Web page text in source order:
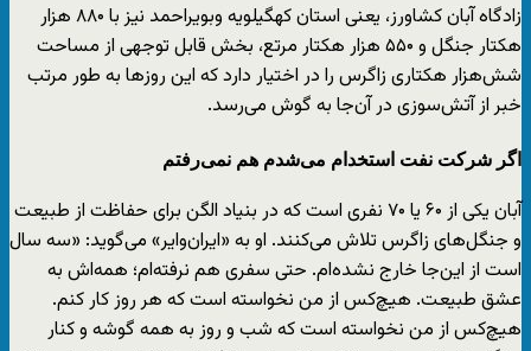
زادگاه آبان کشاورز، یعنی استان کهگیلویه وبویراحمد نیز با ۸۸۰ هزار
هکتار جنگل و ۵۵۰ هزار هکتار مرتع، بخش قابل توجهی از مساحت
شش‌هزار هکتاری زاگرس را در اختیار دارد که این روزها به طور مرتب
خبر از آتش‌سوزی در آن‌جا به گوش می‌رسد.
اگر شرکت‌ نفت استخدام می‌شدم هم نمی‌رفتم
آبان یکی از ۶۰ یا ۷۰ نفری است که در بنیاد الگن برای حفاظت از طبیعت
و جنگل‌های زاگرس تلاش می‌کنند. او به «ایران‌وایر» می‌گوید: «سه سال
است از این‌جا خارج نشده‌ام. حتی سفری هم نرفته‌ام؛ همه‌اش به
عشق طبیعت. هیچ‌کس از من نخواسته است که هر روز کار کنم.
هیچ‌کس از من نخواسته است که شب و روز به همه گوشه و کنار